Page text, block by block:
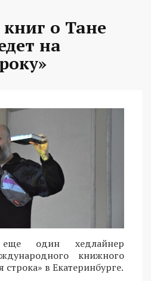
о Тане
на
один хедлайнер
книжного
строка» в Екатеринбурге.